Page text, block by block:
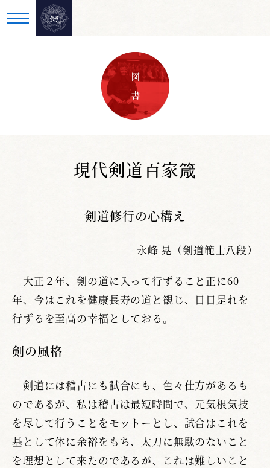
図 書
現代剣道百家箴
剣道修行の心構え
永峰 晃（剣道範士八段）
大正２年、剣の道に入って行ずること正に60
年、今はこれを健康長寿の道と観じ、日日是れを
行ずるを至高の幸福としておる。
剣の風格
剣道には稽古にも試合にも、色々仕方があるも
のであるが、私は稽古は最短時間で、元気根気技
を尽して行うことをモットーとし、試合はこれを
基として体に余裕をもち、太刀に無駄のないこと
を理想として来たのであるが、これは難しいこと